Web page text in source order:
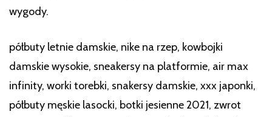
wygody.
półbuty letnie damskie, nike na rzep, kowbojki
damskie wysokie, sneakersy na platformie, air max
infinity, worki torebki, snakersy damskie, xxx japonki,
półbuty męskie lasocki, botki jesienne 2021, zwrot